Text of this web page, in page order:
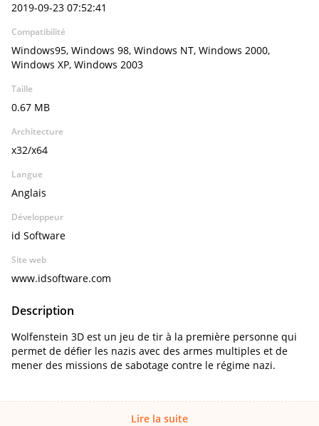
2019-09-23 07:52:41
Compatibilité
Windows95, Windows 98, Windows NT, Windows 2000,
Windows XP, Windows 2003
Taille
0.67 MB
Architecture
x32/x64
Langue
Anglais
Développeur
id Software
Site web
www.idsoftware.com
Description
Wolfenstein 3D est un jeu de tir à la première personne qui
permet de défier les nazis avec des armes multiples et de
mener des missions de sabotage contre le régime nazi.
Lire la suite